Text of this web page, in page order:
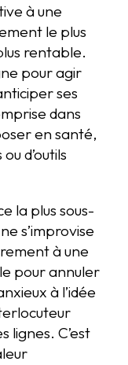
à une
le plus
rentable.
pour agir
ses
dans
en santé,
d’outils
la plus sous-
s’improvise
à une
pour annuler
à l’idée
lignes. C’est